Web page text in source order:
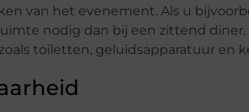
van het evenement. Als u
nodig dan bij een zittend diner.
toiletten, geluidsapparatuur en